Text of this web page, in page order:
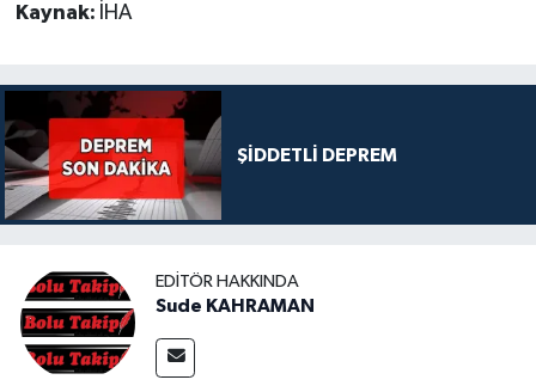
Kaynak: İHA
ŞİDDETLİ DEPREM
EDITÖR HAKKINDA
Sude KAHRAMAN